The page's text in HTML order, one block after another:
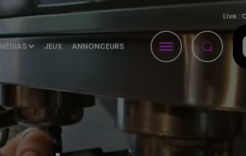
MÉDIAS JEUX ANNONCEURS
Live :